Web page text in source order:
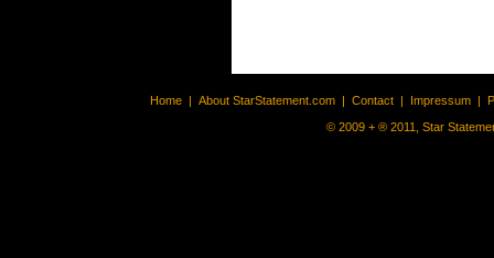
Home | About StarStatement.com | Contact | Impressum |
© 2009 + ® 2011, Star